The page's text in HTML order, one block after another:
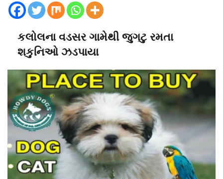
કલોલના વડસર ગામેથી જુગટુ રમતા
શકુનિઓ ઝડપાયા